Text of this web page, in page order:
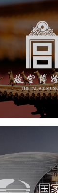
故宫博
物馆 智慧博
文创商城
国家大